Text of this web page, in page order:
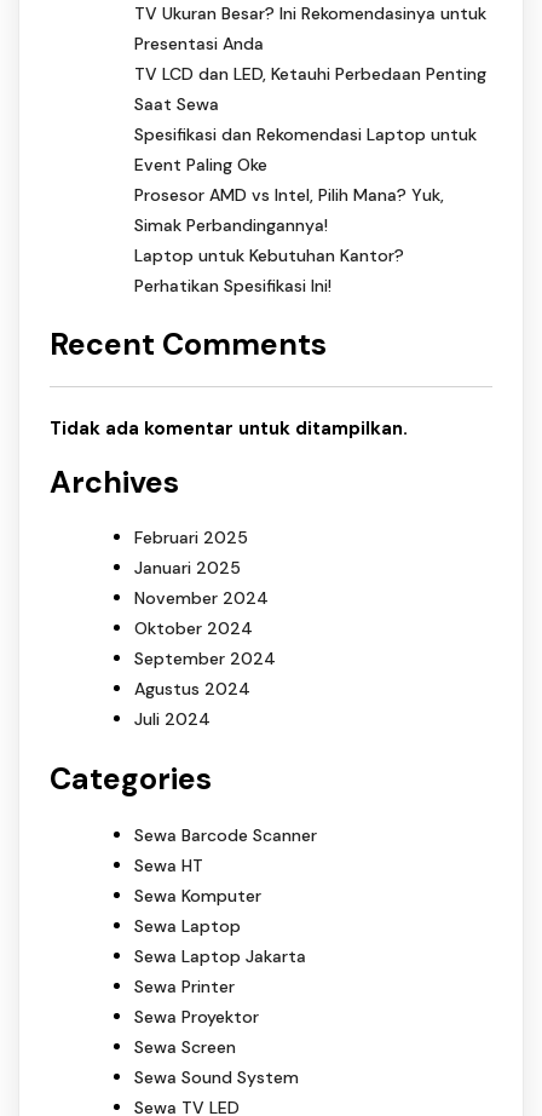
TV Ukuran Besar? Ini Rekomendasinya untuk
Presentasi Anda
TV LCD dan LED, Ketauhi Perbedaan Penting
Saat Sewa
Spesifikasi dan Rekomendasi Laptop untuk
Event Paling Oke
Prosesor AMD vs Intel, Pilih Mana? Yuk,
Simak Perbandingannya!
Laptop untuk Kebutuhan Kantor?
Perhatikan Spesifikasi Ini!
Recent Comments
Tidak ada komentar untuk ditampilkan.
Archives
Februari 2025
Januari 2025
November 2024
Oktober 2024
September 2024
Agustus 2024
Juli 2024
Categories
Sewa Barcode Scanner
Sewa HT
Sewa Komputer
Sewa Laptop
Sewa Laptop Jakarta
Sewa Printer
Sewa Proyektor
Sewa Screen
Sewa Sound System
Sewa TV LED